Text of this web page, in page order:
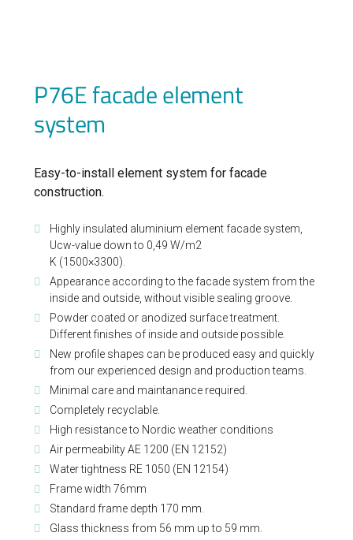
P76E facade element
system
Easy-to-install element system for facade
construction.
Highly insulated aluminium element facade system,
Ucw-value down to 0,49 W/m2
K (1500×3300).
Appearance according to the facade system from the
inside and outside, without visible sealing groove.
Powder coated or anodized surface treatment.
Different finishes of inside and outside possible.
New profile shapes can be produced easy and quickly
from our experienced design and production teams.
Minimal care and maintanance required.
Completely recyclable.
High resistance to Nordic weather conditions
Air permeability AE 1200 (EN 12152)
Water tightness RE 1050 (EN 12154)
Frame width 76mm
Standard frame depth 170 mm.
Glass thickness from 56 mm up to 59 mm.